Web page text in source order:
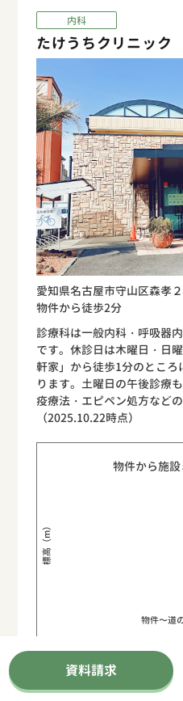
内科
たけうちクリニック
愛知県名古屋市守山区森孝
物件から徒歩2分
診療科は一般内科・呼吸器
です。休診日は木曜日・日
軒家」から徒歩1分のとこ
ります。土曜日の午後診療
疫療法・エピペン処方など
（2025.10.22時点）
物件から施
標高（m）
物件〜道
資料請求